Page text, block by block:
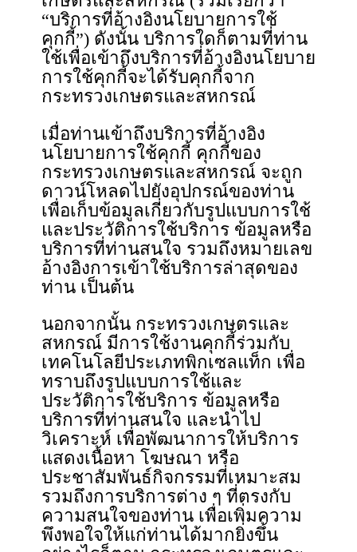
“บริการที่อ้างอิงนโยบายการใช้
คุกกี้”) ดังนั้น บริการใดก็ตามที่ท่าน
ใช้เพื่อเข้าถึงบริการที่อ้างอิงนโยบาย
การใช้คุกกี้จะได้รับคุกกี้จาก
กระทรวงเกษตรและสหกรณ์
เมื่อท่านเข้าถึงบริการที่อ้างอิง
นโยบายการใช้คุกกี้ คุกกี้ของ
กระทรวงเกษตรและสหกรณ์ จะถูก
ดาวน์โหลดไปยังอุปกรณ์ของท่าน
เพื่อเก็บข้อมูลเกี่ยวกับรูปแบบการใช้
และประวัติการใช้บริการ ข้อมูลหรือ
บริการที่ท่านสนใจ รวมถึงหมายเลข
อ้างอิงการเข้าใช้บริการล่าสุดของ
ท่าน เป็นต้น
นอกจากนั้น กระทรวงเกษตรและ
สหกรณ์ มีการใช้งานคุกกี้ร่วมกับ
เทคโนโลยีประเภทพิกเซลแท็ก เพื่อ
ทราบถึงรูปแบบการใช้และ
ประวัติการใช้บริการ ข้อมูลหรือ
บริการที่ท่านสนใจ และนำไป
วิเคราะห์ เพื่อพัฒนาการให้บริการ
แสดงเนื้อหา โฆษณา หรือ
ประชาสัมพันธ์กิจกรรมที่เหมาะสม
รวมถึงการบริการต่าง ๆ ที่ตรงกับ
ความสนใจของท่าน เพื่อเพิ่มความ
พึงพอใจให้แก่ท่านได้มากยิ่งขึ้น